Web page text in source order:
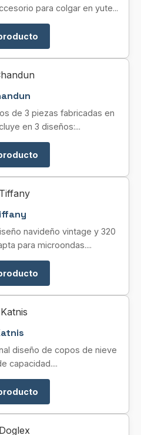
para colgar en yute...
de 3 piezas fabricadas en
en 3 diseños:...
navideño vintage y 320
para microondas....
diseño de copos de nieve
capacidad....